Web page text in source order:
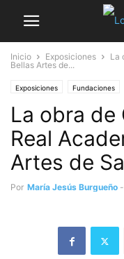
Inicio Exposiciones
La
Bellas Artes de...
Exposiciones Fundaciones
La obra de
Real
Artes de
Por María Jesús Burgueño -